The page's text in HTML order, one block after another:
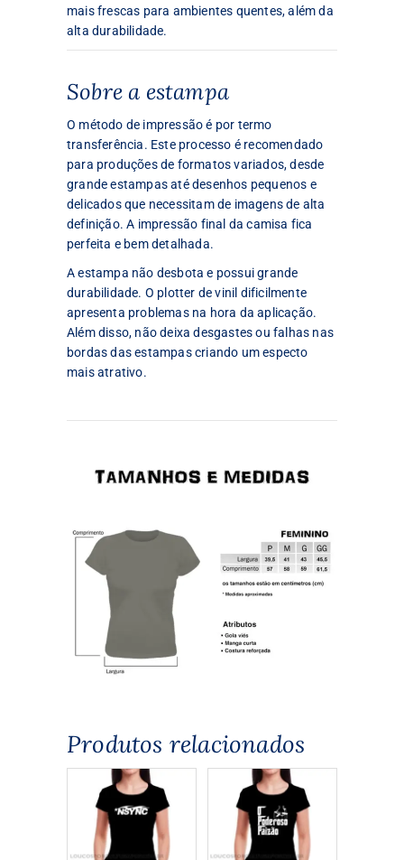
mais frescas para ambientes quentes, além da
alta durabilidade.
Sobre a estampa
O método de impressão é por termo
transferência. Este processo é recomendado
para produções de formatos variados, desde
grande estampas até desenhos pequenos e
delicados que necessitam de imagens de alta
definição. A impressão final da camisa fica
perfeita e bem detalhada.
A estampa não desbota e possui grande
durabilidade. O plotter de vinil dificilmente
apresenta problemas na hora da aplicação.
Além disso, não deixa desgastes ou falhas nas
bordas das estampas criando um especto
mais atrativo.
Produtos relacionados